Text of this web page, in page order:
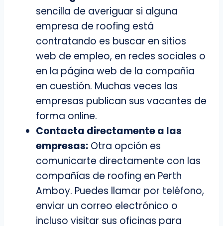
sencilla de averiguar si alguna
empresa de roofing está
contratando es buscar en sitios
web de empleo, en redes sociales o
en la página web de la compañía
en cuestión. Muchas veces las
empresas publican sus vacantes de
forma online.
Contacta directamente a las
empresas: Otra opción es
comunicarte directamente con las
compañías de roofing en Perth
Amboy. Puedes llamar por teléfono,
enviar un correo electrónico o
incluso visitar sus oficinas para